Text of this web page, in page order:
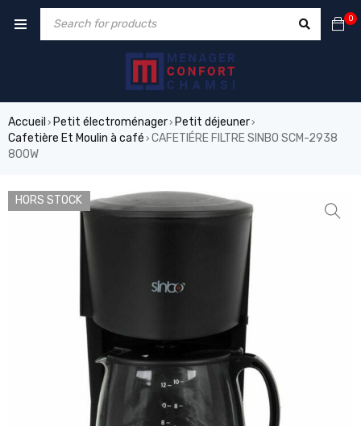
0
Accueil › Petit électroménager› Petit déjeuner›
Cafetière Et Moulin à café › CAFETIÉRE FILTRE SINBO SCM-2938
800W
HORS STOCK